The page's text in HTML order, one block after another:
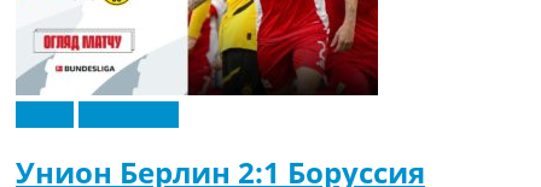
Унион Берлин 2:1 Боруссия